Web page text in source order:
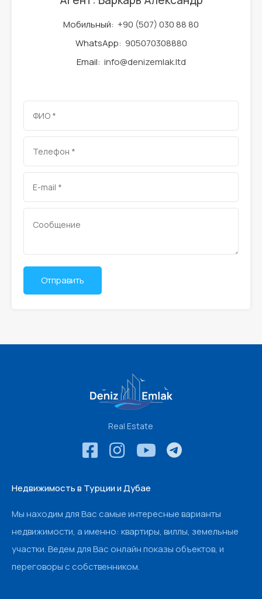
Мобильный: +90 (507) 030 88 80
WhatsApp: 905070308880
Email: info@denizemlak.ltd
Real Estate
Недвижимость в Турции и Дубае
Мы находим для Вас самые интересные варианты
недвижимости, а именно: квартиры, виллы, земельные
участки. Ведем для Вас онлайн показы объектов, и
переговоры с собственником.